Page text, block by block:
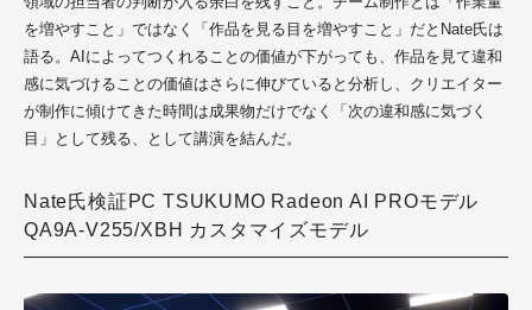
を増やすこと」ではなく「作品を見る目を増やすこと」だと Nate氏は
語る。AIによってつくれることの価値が下がっても、作品を見て違和
感に気づけることの価値はさらに伸びていると分析し、クリエイター
が制作に傾けてきた時間は成果物だけでなく「次の違和感に気づく
目」として残る、として講演を結んだ。
Nate氏検証PC TSUKUMO Radeon AI PROモデル
QA9A-V255/XBH カスタマイズモデル